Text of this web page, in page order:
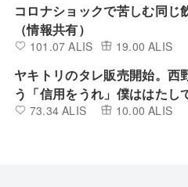
コロナショックで苦しむ同じ
（情報共有）
101.07 ALIS 19.00 ALIS
ヤキトリのタレ販売開始。西
う「信用をうれ」僕ははた
だけ信用を売れていたのかも
73.34 ALIS 10.00 ALIS